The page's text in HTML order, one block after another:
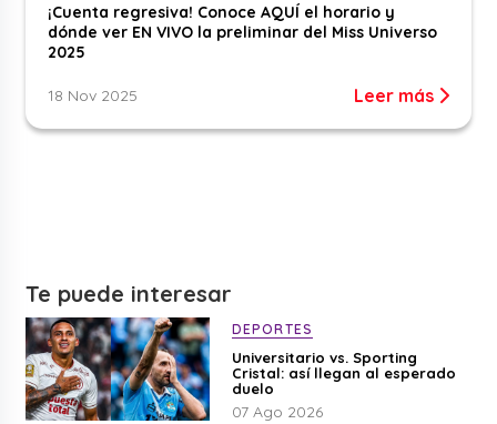
¡Cuenta regresiva! Conoce AQUÍ el horario y
dónde ver EN VIVO la preliminar del Miss Universo
2025
18 Nov 2025 Leer más
Te puede interesar
DEPORTES
Universitario vs. Sporting
Cristal: así llegan al esperado
duelo
07 Ago 2026